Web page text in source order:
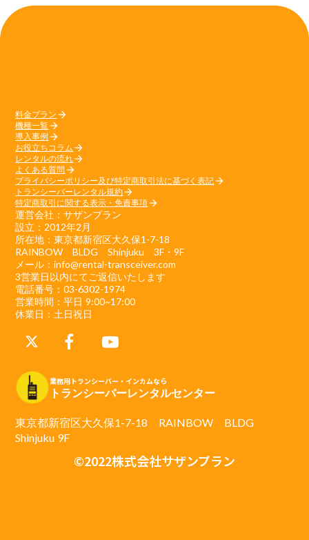
料金プラン arrow_forward
機種一覧arrow_forward
導入事例 arrow_forward
お役立ちコラム arrow_forward
レンタルの流れarrow_forward
よくある質問 arrow_forward
プライバシーポリシー及び特定商取引法に基づく表記arrow_forward
トランシーバーレンタル規約arrow_forward
特定商取引に関する表示・免責事項arrow_forward
運営会社：サザンプラン
設立：2012年2月
所在地：東京都新宿区大久保1-7-18
RAINBOW BLDG Shinjuku 3F・9F
メール：info@rental-transceiver.com
3営業日以内にてご返信いたします
電話番号：03-6302-1974
営業時間：平日 9:00~17:00
休業日：土日祝日
業務用トランシーバー・インカムなら
トランシーバーレンタルセンター
東京都新宿区大久保1-7-18 RAINBOW BLDG
Shinjuku 9F
©2022株式会社サザンプラン